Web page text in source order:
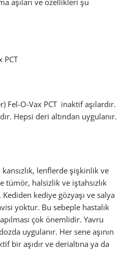
aşıları ve özellikleri şu
PCT
Fel-O-Vax PCT inaktif aşılardır.
Hepsi deri altından uygulanır.
kansızlık, lenflerde şişkinlik ve
halsizlik ve iştahsızlık
kediye gözyaşı ve salya
yoktur. Bu sebeple hastalık
çok önemlidir. Yavru
uygulanır. Her sene aşının
bir aşıdır ve derialtına ya da